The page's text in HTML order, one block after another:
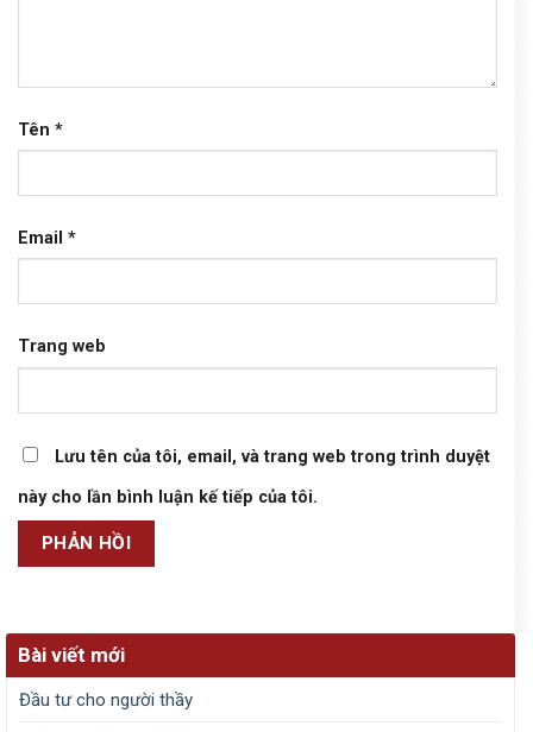
Tên *
Email *
Trang web
Lưu tên của tôi, email, và trang web trong trình duyệt
này cho lần bình luận kế tiếp của tôi.
Bài viết mới
Đầu tư cho người thầy